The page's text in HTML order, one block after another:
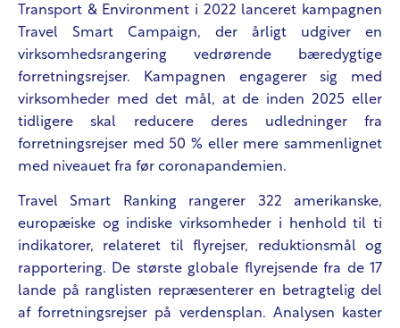
Transport & Environment i 2022 lanceret kampagnen
Travel Smart Campaign, der årligt udgiver en
virksomhedsrangering vedrørende bæredygtige
forretningsrejser. Kampagnen engagerer sig med
virksomheder med det mål, at de inden 2025 eller
tidligere skal reducere deres udledninger fra
forretningsrejser med 50 % eller mere sammenlignet
med niveauet fra før coronapandemien.
Travel Smart Ranking rangerer 322 amerikanske,
europæiske og indiske virksomheder i henhold til ti
indikatorer, relateret til flyrejser, reduktionsmål og
rapportering. De største globale flyrejsende fra de 17
lande på ranglisten repræsenterer en betragtelig del
af forretningsrejser på verdensplan. Analysen kaster